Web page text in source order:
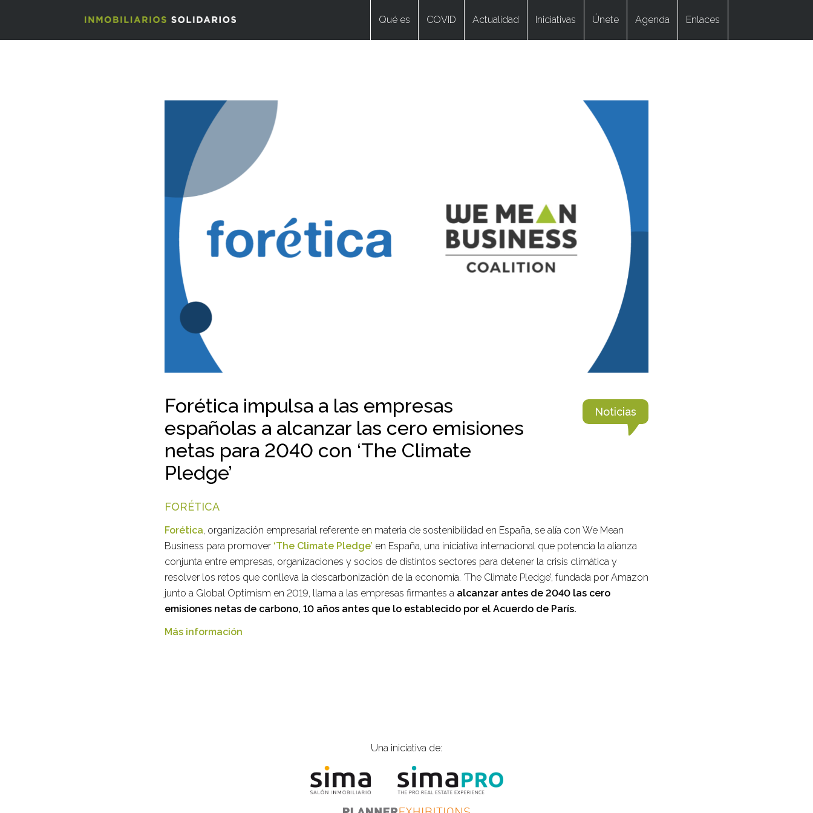
Qué es COVID Actualidad Iniciativas Únete Agenda Enlaces
Forética impulsa a las empresas
españolas a alcanzar las cero emisiones
netas para 2040 con ‘The Climate
Pledge’
Noticias
FORÉTICA
Forética, organización empresarial referente en materia de sostenibilidad en España, se alía con We Mean
Business para promover ‘The Climate Pledge’ en España, una iniciativa internacional que potencia la alianza
conjunta entre empresas, organizaciones y socios de distintos sectores para detener la crisis climática y
resolver los retos que conlleva la descarbonización de la economía. ‘The Climate Pledge’, fundada por Amazon
junto a Global Optimism en 2019, llama a las empresas firmantes a alcanzar antes de 2040 las cero
emisiones netas de carbono, 10 años antes que lo establecido por el Acuerdo de París.
Más información
Una iniciativa de: